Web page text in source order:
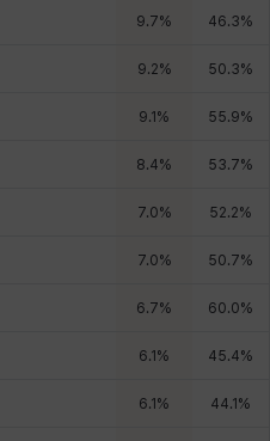
피올로 하트
히스이
9.7% 46.3%
9.2% 50.3%
9.1% 55.9%
8.4% 53.7%
7.0% 52.2%
7.0% 50.7%
6.7% 60.0%
6.1% 45.4%
6.1% 44.1%